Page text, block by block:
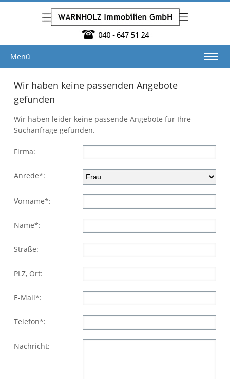
Menü
Wir haben keine passenden Angebote
gefunden
Wir haben leider keine passende Angebote für Ihre
Suchanfrage gefunden.
Firma:
Anrede*:
Vorname*:
Name*:
Straße:
PLZ, Ort:
E-Mail*:
Telefon*:
Nachricht: